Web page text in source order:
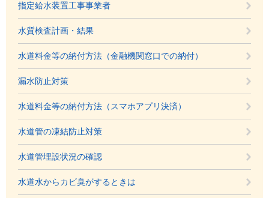
指定給水装置工事事業者
水質検査計画・結果
水道料金等の納付方法（金融機関窓口での納付）
漏水防止対策
水道料金等の納付方法（スマホアプリ決済）
水道管の凍結防止対策
水道管埋設状況の確認
水道水からカビ臭がするときは